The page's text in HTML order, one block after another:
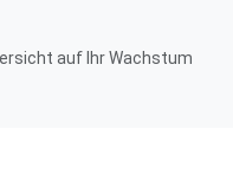
auf Ihr Wachstum